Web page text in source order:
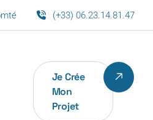
(+33) 06.23.14.81.47
Je Crée
Mon
Projet